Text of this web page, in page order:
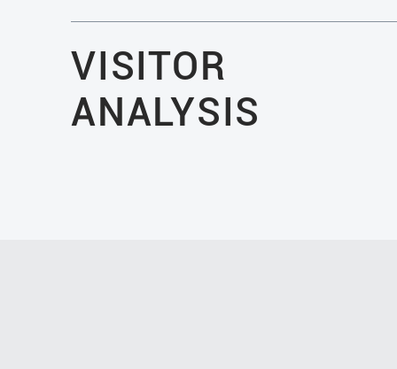
VISITOR
ANALYSIS